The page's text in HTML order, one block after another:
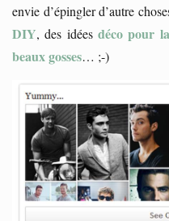
envie d’épingler d’autre
DIY, des idéesdéco pour
beaux gosses… ;-)